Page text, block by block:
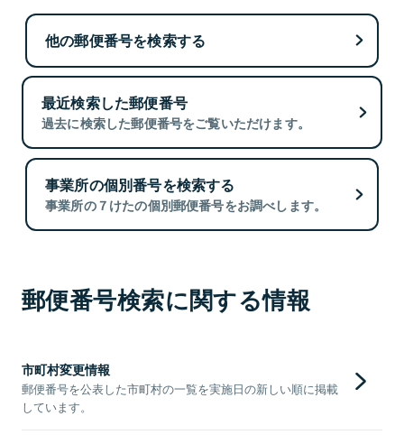
他の郵便番号を検索する
最近検索した郵便番号
過去に検索した郵便番号をご覧いただけます。
事業所の個別番号を検索する
事業所の７けたの個別郵便番号をお調べします。
郵便番号検索に関する情報
市町村変更情報
郵便番号を公表した市町村の一覧を実施日の新しい順に掲載
しています。